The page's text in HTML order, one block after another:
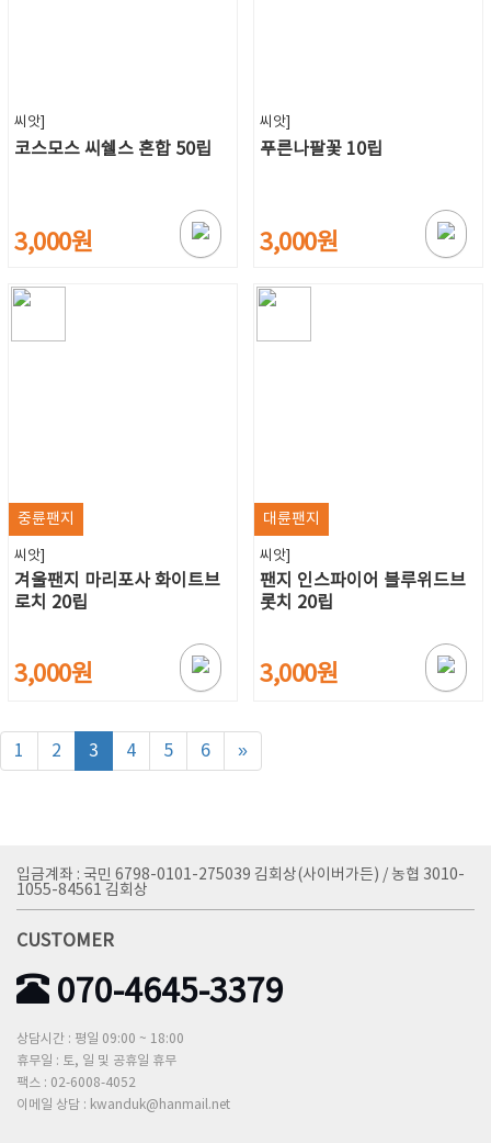
씨앗]
코스모스 씨쉘스 혼합 50립
3,000원
씨앗]
푸른나팔꽃 10립
3,000원
중륜팬지
씨앗]
겨울팬지 마리포사 화이트브
로치 20립
3,000원
대륜팬지
씨앗]
팬지 인스파이어 블루위드브
롯치 20립
3,000원
1 2 3 4 5 6 »
입금계좌 : 국민 6798-0101-275039 김회상(사이버가든) / 농협 3010-
1055-84561 김회상
CUSTOMER
070-4645-3379
상담시간 : 평일 09:00 ~ 18:00
휴무일 : 토, 일 및 공휴일 휴무
팩스 : 02-6008-4052
이메일 상담 : kwanduk@hanmail.net